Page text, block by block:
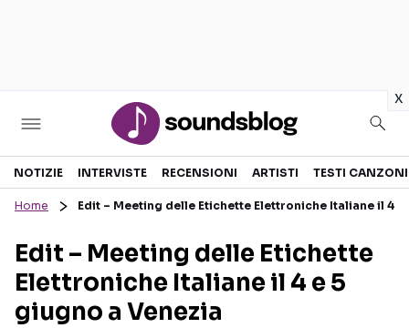
x
Sezioni
RECENSIONI MUSICALI
INTERVISTE
GOSSIP E CURIOSITÀ
TESTI CANZONI
TOUR ED EVENTI
TALENT SHOW
NOTIZIE INTERVISTE RECENSIONI ARTISTI TESTI CANZONI
Home Edit – Meeting delle Etichette Elettroniche Italiane il 4 e
Edit – Meeting delle Etichette
Elettroniche Italiane il 4 e 5
giugno a Venezia